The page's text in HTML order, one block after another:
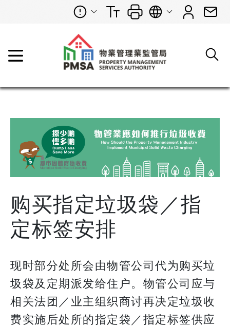
购买指定垃圾袋／指
定标签安排
现时部分处所会由物管公司代为购买垃
圾袋及定期派发给住户。物管公司应与
相关法团／业主组织商讨再决定垃圾收
费实施后处所的指定袋／指定标签供应